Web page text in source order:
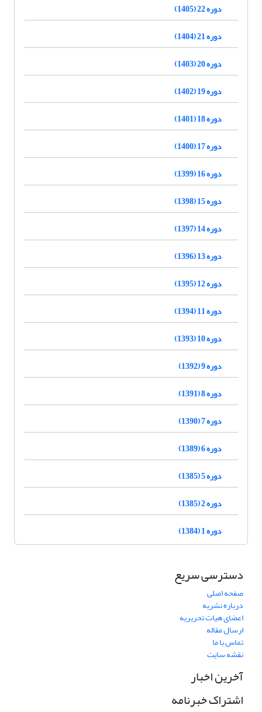
دوره 22 (1405)
دوره 21 (1404)
دوره 20 (1403)
دوره 19 (1402)
دوره 18 (1401)
دوره 17 (1400)
دوره 16 (1399)
دوره 15 (1398)
دوره 14 (1397)
دوره 13 (1396)
دوره 12 (1395)
دوره 11 (1394)
دوره 10 (1393)
دوره 9 (1392)
دوره 8 (1391)
دوره 7 (1390)
دوره 6 (1389)
دوره 5 (1385)
دوره 2 (1385)
دوره 1 (1384)
دسترسی سریع
صفحه اصلی
درباره نشریه
اعضای هیات تحریریه
ارسال مقاله
تماس با ما
نقشه سایت
آخرین اخبار
اشتراک خبرنامه